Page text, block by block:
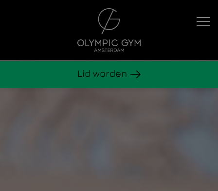
Hoofdnavigatie
Lid worden